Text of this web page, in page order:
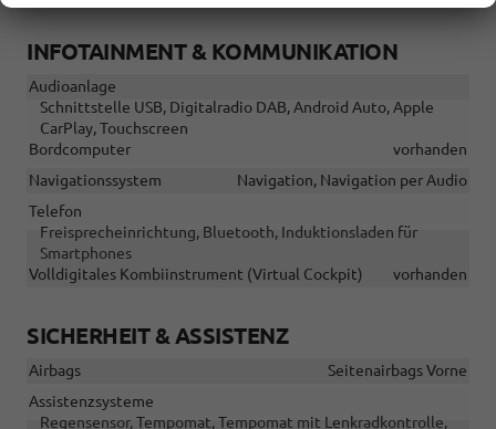
INFOTAINMENT & KOMMUNIKATION
Audioanlage
Schnittstelle USB, Digitalradio DAB, Android Auto, Apple
CarPlay, Touchscreen
Bordcomputer
vorhanden
Navigationssystem
Navigation, Navigation per Audio
Telefon
Freisprecheinrichtung, Bluetooth, Induktionsladen für
Smartphones
Volldigitales Kombiinstrument (Virtual Cockpit)
vorhanden
SICHERHEIT & ASSISTENZ
Airbags
Seitenairbags Vorne
Assistenzsysteme
Regensensor, Tempomat, Tempomat mit Lenkradkontrolle,